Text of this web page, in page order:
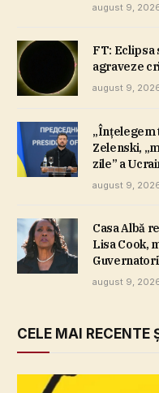
august 9,
FT: Eclipsa
agraveze
august 9,
„Înţelegem
Zelenski,
zile” a
august 9,
Casa Albă
Lisa Cook,
august 9,
CELE MAI RECENTE